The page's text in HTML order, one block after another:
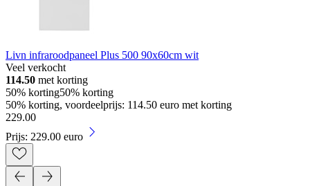
Livn infraroodpaneel Plus 500 90x60cm wit
Veel verkocht
114.50 met korting
50% korting50% korting
50% korting, voordeelprijs: 114.50 euro met korting
229.00
Prijs: 229.00 euro